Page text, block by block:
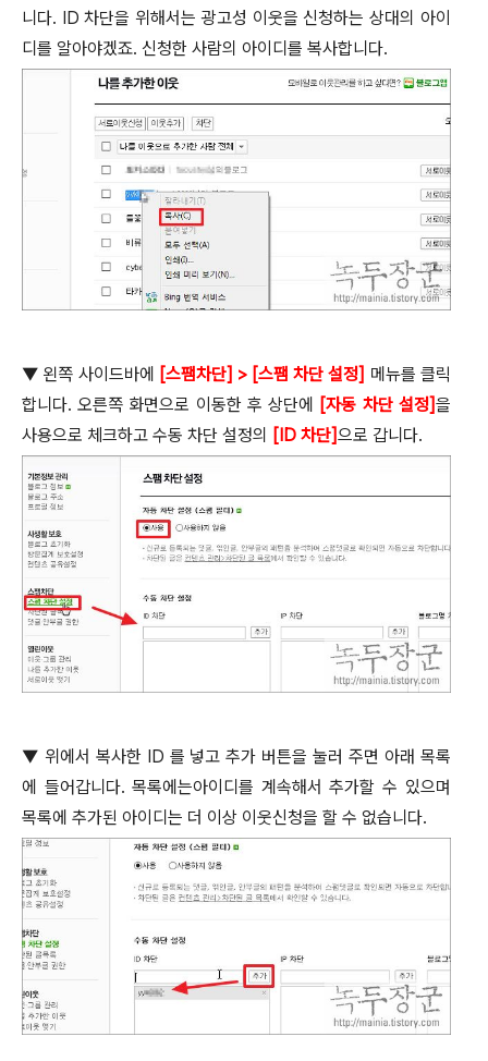
니다. ID차단을 위해서는 광고성 이웃을 신청하는 상대의 아이
디를 알아야겠죠. 신청한 사람의 아이디를 복사합니다.
▼ 왼쪽 사이드바에 [스팸차단] > [스팸 차단 설정] 메뉴를 클릭
합니다.오른쪽 화면으로 이동한 후 상단에 [자동 차단 설정]을
사용으로 체크하고 수동 차단 설정의
[ID 차단]으로 갑니다.
▼ 위에서 복사한 ID 를 넣고 추가 버튼을 눌러 주면 아래 목록
에 들어갑니다.목록에는아이디를 계속해서 추가할 수 있으며
목록에 추가된 아이디는 더 이상 이웃신청을 할 수 없습니다.